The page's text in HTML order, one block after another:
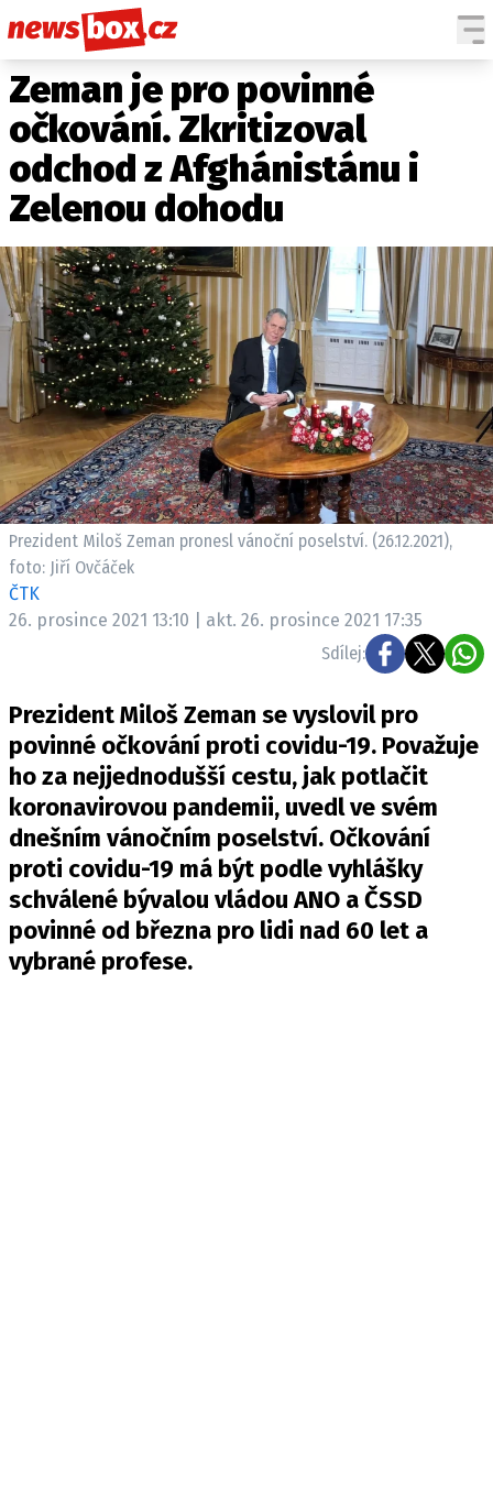
DOMÁCÍ
ZAHRANIČÍ
POČASÍ
KRIMI
EKONOMIKA
KULTURA
SPOLEČNOST
SPORT
ČESKÉ CELEBRITY
SVĚTOVÉ CELEBRITY
SLEDUJTE NÁS NA|
Máte příběh, fotku nebo video?
Pošlete e-mail na newsbox.cz
REDAKCE
INZERCE
OSOBNÍ ÚDAJE / COOKIES
VOLNÁ MÍSTA
Provozovatelem serveru newsbox.cz je
INCORP MEDIA GROUP s.r.o., IČ: 118 23 054
Zeman je pro povinné
očkování. Zkritizoval
odchod z Afghánistánu i
Zelenou dohodu
Prezident Miloš Zeman pronesl vánoční poselství. (26.12.2021),
foto: Jiří Ovčáček
ČTK
26. prosince 2021 13:10 | akt. 26. prosince 2021 17:35
Sdílej:
Prezident Miloš Zeman se vyslovil pro
povinné očkování proti covidu-19. Považuje
ho za nejjednodušší cestu, jak potlačit
koronavirovou pandemii, uvedl ve svém
dnešním vánočním poselství. Očkování
proti covidu-19 má být podle vyhlášky
schválené bývalou vládou ANO a ČSSD
povinné od března pro lidi nad 60 let a
vybrané profese.